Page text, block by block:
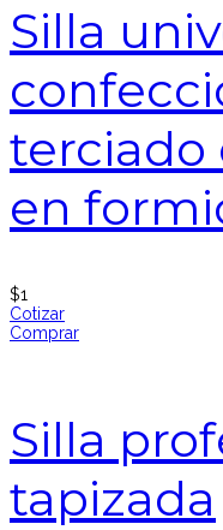
Silla
terciado
en
$1
Cotizar
Comprar
Silla
tapizada